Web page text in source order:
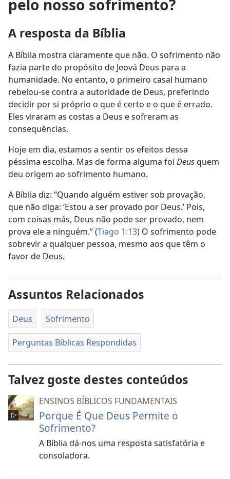
pelo nosso sofrimento?
A resposta da Bíblia
A Bíblia mostra claramente que não. O sofrimento não
fazia parte do propósito de Jeová Deus para a
humanidade. No entanto, o primeiro casal humano
rebelou-se contra a autoridade de Deus, preferindo
decidir por si próprio o que é certo e o que é errado.
Eles viraram as costas a Deus e sofreram as
consequências.
Hoje em dia, estamos a sentir os efeitos dessa
péssima escolha. Mas de forma alguma foi Deusquem
deu origem ao sofrimento humano.
A Bíblia diz: “Quando alguém estiver sob provação,
que não diga: ‘Estou a ser provado por Deus.’ Pois,
com coisas más, Deus não pode ser provado, nem
prova ele a ninguém.” (Tiago 1:13) O sofrimento pode
sobrevir a qualquer pessoa, mesmo aos que têm o
favor de Deus.
Assuntos Relacionados
Deus Sofrimento
Perguntas Bíblicas Respondidas
Talvez goste destes conteúdos
ENSINOS BÍBLICOS FUNDAMENTAIS
Porque É Que Deus Permite o
Sofrimento?
A Bíblia dá-nos uma resposta satisfatória e
consoladora.